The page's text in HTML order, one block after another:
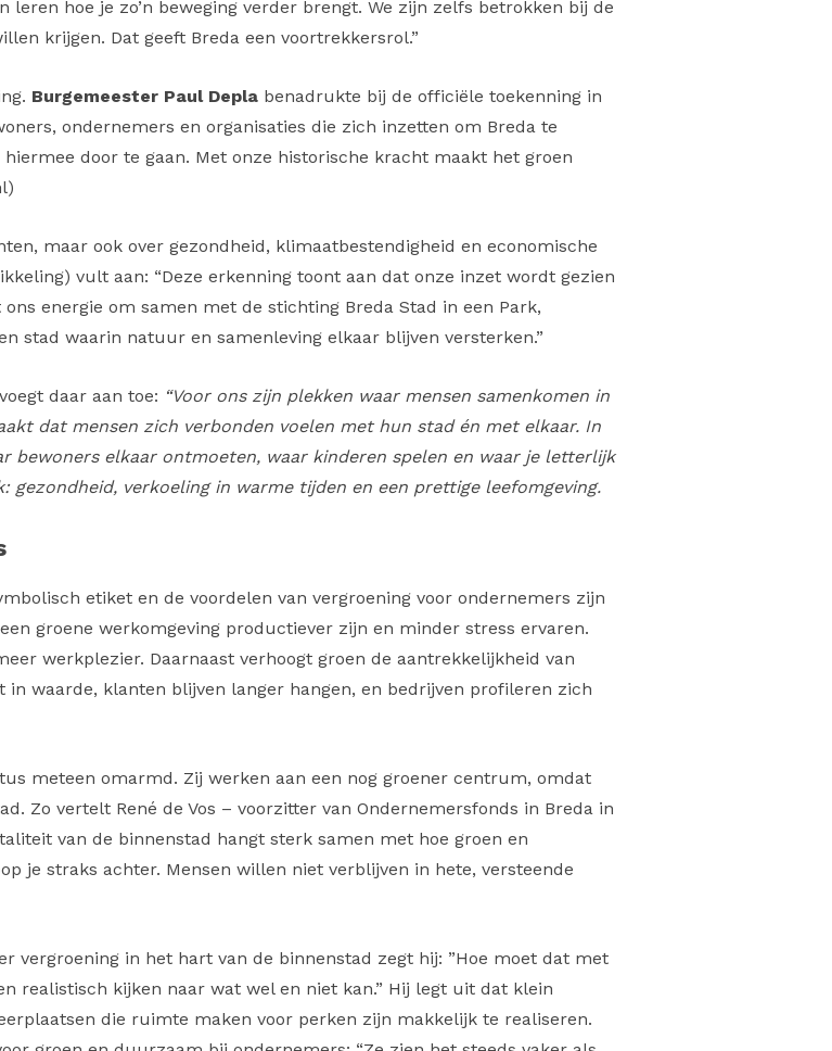
hoe je zo’n beweging verder brengt. We zijn zelfs betrokken bij de
krijgen. Dat geeft Breda een voortrekkersrol.”
Burgemeester Paul Depla benadrukte bij de officiële toekenning in
ondernemers en organisaties die zich inzetten om Breda te
door te gaan. Met onze historische kracht maakt het groen
maar ook over gezondheid, klimaatbestendigheid en economische
vult aan: “Deze erkenning toont aan dat onze inzet wordt gezien
energie om samen met de stichting Breda Stad in een Park,
stad waarin natuur en samenleving elkaar blijven versterken.”
voegt daar aan toe: “Voor ons zijn plekken waar mensen samenkomen in
dat mensen zich verbonden voelen met hun stad én met elkaar. In
bewoners elkaar ontmoeten, waar kinderen spelen en waar je letterlijk
gezondheid, verkoeling in warme tijden en een prettige leefomgeving.
etiket en de voordelen van vergroening voor ondernemers zijn
groene werkomgeving productiever zijn en minder stress ervaren.
werkplezier. Daarnaast verhoogt groen de aantrekkelijkheid van
in waarde, klanten blijven langer hangen, en bedrijven profileren zich
meteen omarmd. Zij werken aan een nog groener centrum, omdat
Zo vertelt René de Vos – voorzitter van Ondernemersfonds in Breda in
van de binnenstad hangt sterk samen met hoe groen en
je straks achter. Mensen willen niet verblijven in hete, versteende
vergroening in het hart van de binnenstad zegt hij: ”Hoe moet dat met
realistisch kijken naar wat wel en niet kan.” Hij legt uit dat klein
die ruimte maken voor perken zijn makkelijk te realiseren.